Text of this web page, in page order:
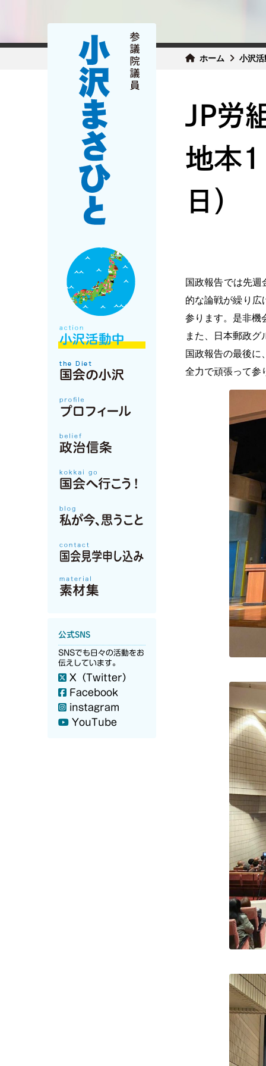
ホーム 小沢
公式SNS
SNSでも日々の活動をお
伝えしています。
X（Twitter）
Facebook
instagram
YouTube
JP労
地本
日）
国政報告では先
的な論戦が繰り広
参ります。是非機
また、日本郵政
国政報告の最後に
全力で頑張って参